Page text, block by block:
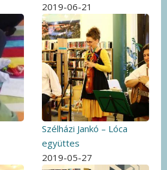
2019-06-21
Szélházi Jankó – Lóca
együttes
2019-05-27